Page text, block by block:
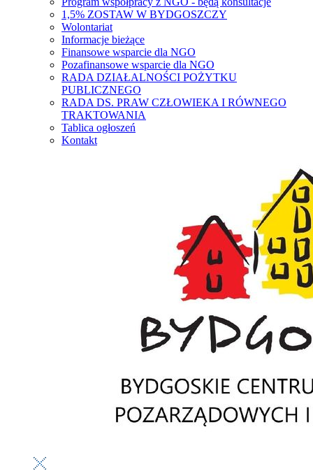
1,5% ZOSTAW W BYDGOSZCZY
Wolontariat
Informacje bieżące
Finansowe wsparcie dla NGO
Pozafinansowe wsparcie dla NGO
RADA DZIAŁALNOŚCI POŻYTKU
PUBLICZNEGO
RADA DS. PRAW CZŁOWIEKA I RÓWNEGO
TRAKTOWANIA
Tablica ogłoszeń
Kontakt